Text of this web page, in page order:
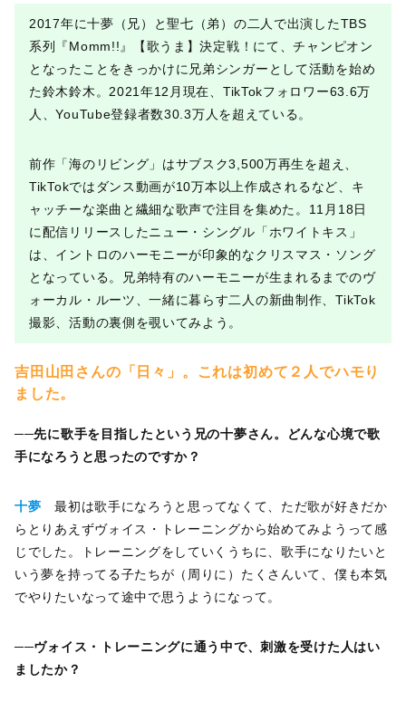
2017年に十夢（兄）と聖七（弟）の二人で出演したTBS
系列『Momm!!』【歌うま】決定戦！にて、チャンピオン
となったことをきっかけに兄弟シンガーとして活動を始め
た鈴木鈴木。2021年12月現在、TikTokフォロワー63.6万
人、YouTube登録者数30.3万人を超えている。
前作「海のリビング」はサブスク3,500万再生を超え、
TikTokではダンス動画が10万本以上作成されるなど、キ
ャッチーな楽曲と繊細な歌声で注目を集めた。11月18日
に配信リリースしたニュー・シングル「ホワイトキス」
は、イントロのハーモニーが印象的なクリスマス・ソング
となっている。兄弟特有のハーモニーが生まれるまでのヴ
ォーカル・ルーツ、一緒に暮らす二人の新曲制作、TikTok
撮影、活動の裏側を覗いてみよう。
吉田山田さんの「日々」。これは初めて２人でハモり
ました。
──先に歌手を目指したという兄の十夢さん。
どんな心境で歌
手になろうと思ったのですか？
十夢 最初は歌手になろうと思ってなくて、ただ歌が好きだか
らとりあえずヴォイス・トレーニングから始めてみようって感
じでした。トレーニングをしていくうちに、歌手になりたいと
いう夢を持ってる子たちが（周りに）たくさんいて、僕も本気
でやりたいなって途中で思うようになって。
──ヴォイス・トレーニングに通う中で、刺激を受けた人はい
ましたか？